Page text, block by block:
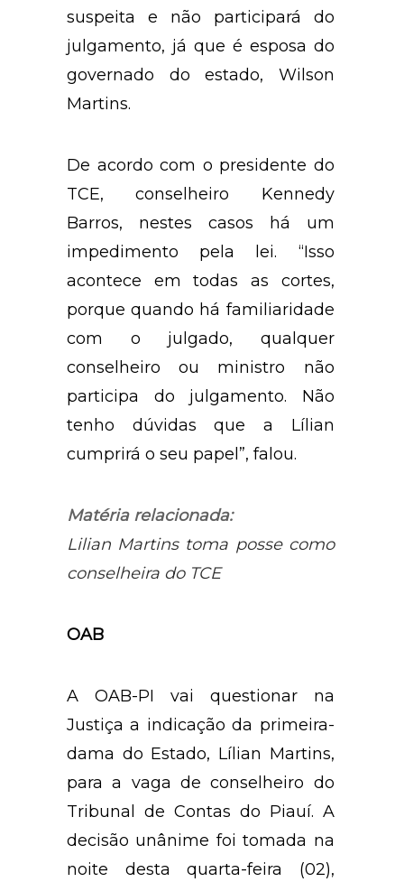
suspeita e não participará do
julgamento, já que é esposa do
governado do estado, Wilson
Martins.
De acordo com o presidente do
TCE, conselheiro Kennedy
Barros, nestes casos há um
impedimento pela lei. “Isso
acontece em todas as cortes,
porque quando há familiaridade
com o julgado, qualquer
conselheiro ou ministro não
participa do julgamento. Não
tenho dúvidas que a Lílian
cumprirá o seu papel”, falou.
Matéria relacionada:
Lilian Martins toma posse como
conselheira do TCE
OAB
A OAB-PI vai questionar na
Justiça a indicação da primeira-
dama do Estado, Lílian Martins,
para a vaga de conselheiro do
Tribunal de Contas do Piauí. A
decisão unânime foi tomada na
noite desta quarta-feira (02),